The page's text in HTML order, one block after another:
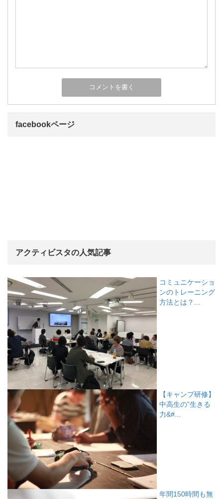
facebookページ
アクティビスタの人気記事
コミュニケーショ
ンのトレーニング
方法とは？...
【キャンプ研修】
中高生の”生きる
力&#...
年間150時間も無